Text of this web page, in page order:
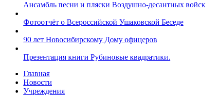
Ансамбль песни и пляски Воздушно-десантных войск
Фотоотчёт о Всероссийской Ушаковской Беседе
90 лет Новосибирскому Дому офицеров
Презентация книги Рубиновые квадратики.
Главная
Новости
Учреждения